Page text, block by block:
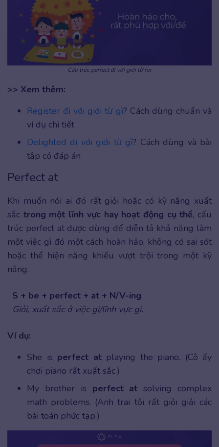
Cấu trúc perfect đi với giới từ for
>> Xem thêm:
Register đi với giới từ gì? Cách dùng chuẩn và
ví dụ chi tiết
Delighted đi với giới từ gì? Cách dùng và bài
tập có đáp án
Perfect at
Khi muốn nói ai đó rất giỏi hoặc có kỹ năng xuất
sắc trong một lĩnh vực hay hoạt động cụ thể, cấu
trúc perfect at được dùng để diễn tả khả năng làm
một việc gì đó một cách hoàn hảo, không có sai sót
hoặc thể hiện năng khiếu vượt trội trong một kỹ
năng.
S + be + perfect + at + N/V-ing
Giỏi, xuất sắc ở việc gì/lĩnh vực gì.
Ví dụ:
She is perfect atplaying the piano. (Cô ấy
chơi piano rất xuất sắc.)
My brother is perfect at solving complex
math problems. (Anh trai tôi rất giỏi giải các
bài toán phức tạp.)